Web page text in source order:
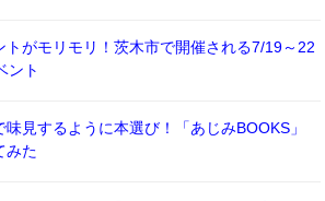
トがモリモリ！茨木市で開催される7/19～22
ント
見するように本選び！「あじみBOOKS」
みた